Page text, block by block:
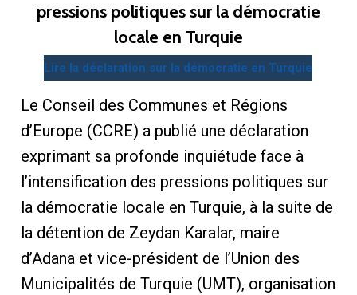
pressions politiques sur la démocratie
locale en Turquie
Lire la déclaration sur la démocratie en Turquie
Le Conseil des Communes et Régions
d’Europe (CCRE) a publié une déclaration
exprimant sa profonde inquiétude face à
l’intensification des pressions politiques sur
la démocratie locale en Turquie, à la suite de
la détention de Zeydan Karalar, maire
d’Adana et vice-président de l’Union des
Municipalités de Turquie (UMT), organisation